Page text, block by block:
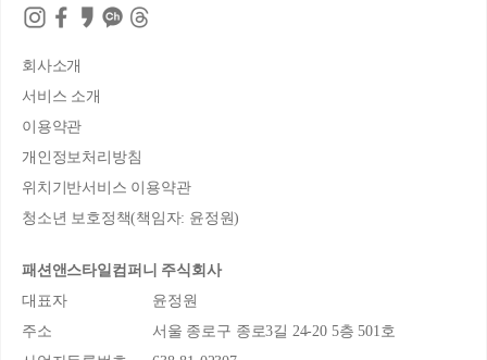
회사소개
서비스 소개
이용약관
개인정보처리방침
위치기반서비스 이용약관
청소년 보호정책(책임자: 윤정원)
패션앤스타일컴퍼니 주식회사
대표자
윤정원
주소
서울 종로구 종로3길 24-20 5층 501호